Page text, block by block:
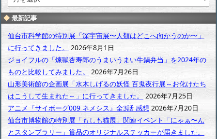
別
ア
ー
カ
イ
ブ
最新記事
仙台市科学館の特別展「深宇宙展〜人類はどこへ向かうのか〜」
に行ってきました。
2026年8月1日
ジョイフルの「煉獄杏寿郎のうまいうまい牛鍋弁当」を2024年の
ものと比較してみました。 2026年7月26日
山形美術館の企画展「水木しげるの妖怪 百鬼夜行展～お化けたち
はこうして生まれた～」に行ってきました。 2026年7月25日
アニメ『サイボーグ009 ネメシス』全3話 感想 2026年7月20日
仙台市博物館の特別展「もしも猫展」関連イベント「にゃぁ〜ん
とスタンプラリー」賞品のオリジナルステッカーが届きました。